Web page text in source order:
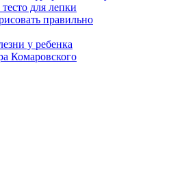
для лепки
правильно
у ребенка
Комаровского